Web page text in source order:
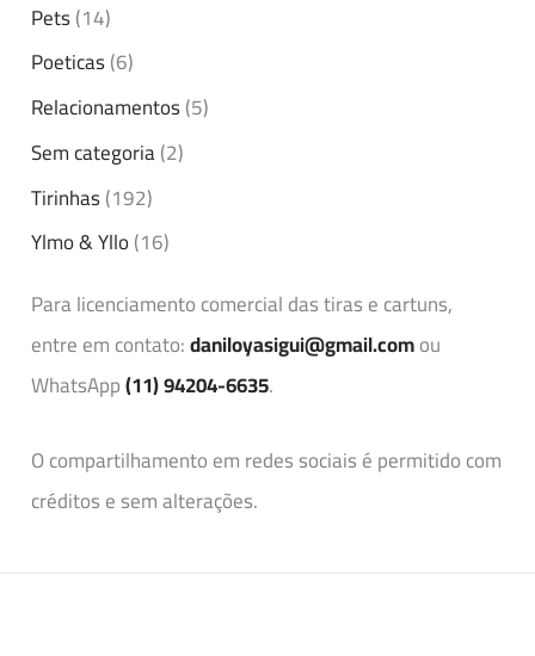
Pets(14)
Poeticas(6)
Relacionamentos(5)
Sem categoria(2)
Tirinhas(192)
Ylmo & Yllo(16)
Para licenciamento comercial das tiras e cartuns,
entre em contato:daniloyasigui@gmail.comou
WhatsApp(11) 94204-6635.
O compartilhamento em redes sociais é permitido com
créditos e sem alterações.